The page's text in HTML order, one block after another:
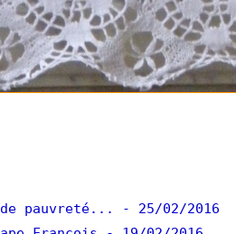
pauvreté...
- 25/02/2016